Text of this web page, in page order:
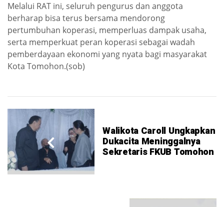
Melalui RAT ini, seluruh pengurus dan anggota
berharap bisa terus bersama mendorong
pertumbuhan koperasi, memperluas dampak usaha,
serta memperkuat peran koperasi sebagai wadah
pemberdayaan ekonomi yang nyata bagi masyarakat
Kota Tomohon.(sob)
Walikota Caroll Ungkapkan
Dukacita Meninggalnya
Sekretaris FKUB Tomohon